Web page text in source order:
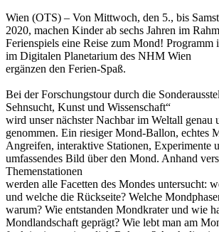
Wien (OTS) – Von Mittwoch, den 5., bis
2020, machen Kinder ab sechs Jahren im
Ferienspiels eine Reise zum Mond! Programm
im Digitalen Planetarium des NHM Wien
ergänzen den Ferien-Spaß.
Bei der Forschungstour durch die
Sehnsucht, Kunst und Wissenschaft“
wird unser nächster Nachbar im Weltall genau
genommen. Ein riesiger Mond-Ballon, echtes
Angreifen, interaktive Stationen, Experimente
umfassendes Bild über den Mond. Anhand
Themenstationen
werden alle Facetten des Mondes untersucht:
und welche die Rückseite? Welche
warum? Wie entstanden Mondkrater und wie
Mondlandschaft geprägt? Wie lebt man am